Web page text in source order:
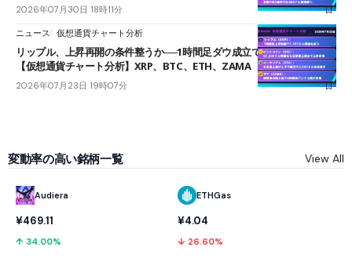
2026年07月30日 18時11分
ニュース 仮想通貨チャート分析
リップル、上昇再開の条件整うか──1時間足ダウ成立で1.185ドルを狙う
【仮想通貨チャート分析】XRP、BTC、ETH、ZAMA
2026年07月23日 19時07分
変動率の高い銘柄一覧 View All
Audiera
¥469.11
↑ 34.00%
ETHGas
¥4.04
↓ 26.60%